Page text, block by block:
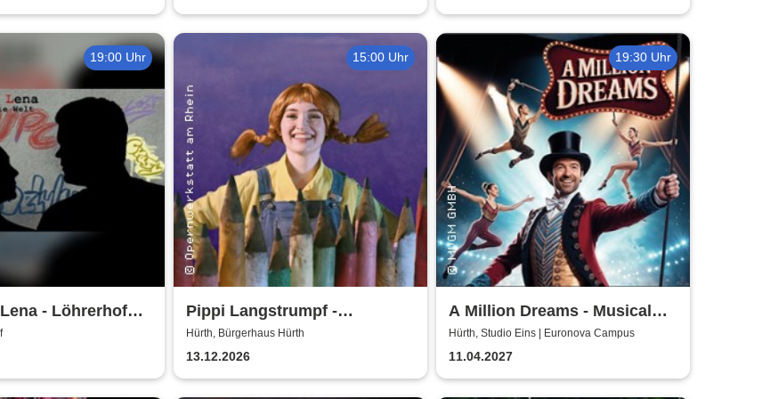
19:00 Uhr
- Löhrerhof
15:00 Uhr
Pippi Langstrumpf -
Bürgerhaus Hürth
Hürth, Bürgerhaus Hürth
13.12.2026
19:30 Uhr
A Million Dreams - Musical
Circus Show
Hürth, Studio Eins | Euronova Campus
11.04.2027